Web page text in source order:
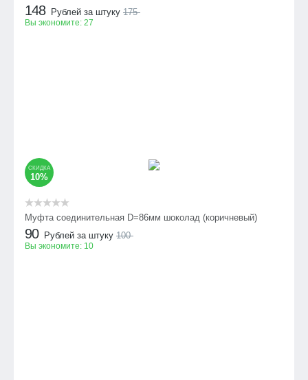
148 Рублей за штуку 175
Вы экономите: 27
СКИДКА
10%
Муфта соединительная D=86мм шоколад (коричневый)
90 Рублей за штуку 100
Вы экономите: 10